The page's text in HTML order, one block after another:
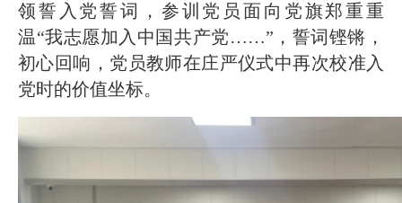
领誓入党誓词，参训党员面向党旗郑重重
温“我志愿加入中国共产党……”，誓词铿锵，
初心回响，党员教师在庄严仪式中再次校准入
党时的价值坐标。